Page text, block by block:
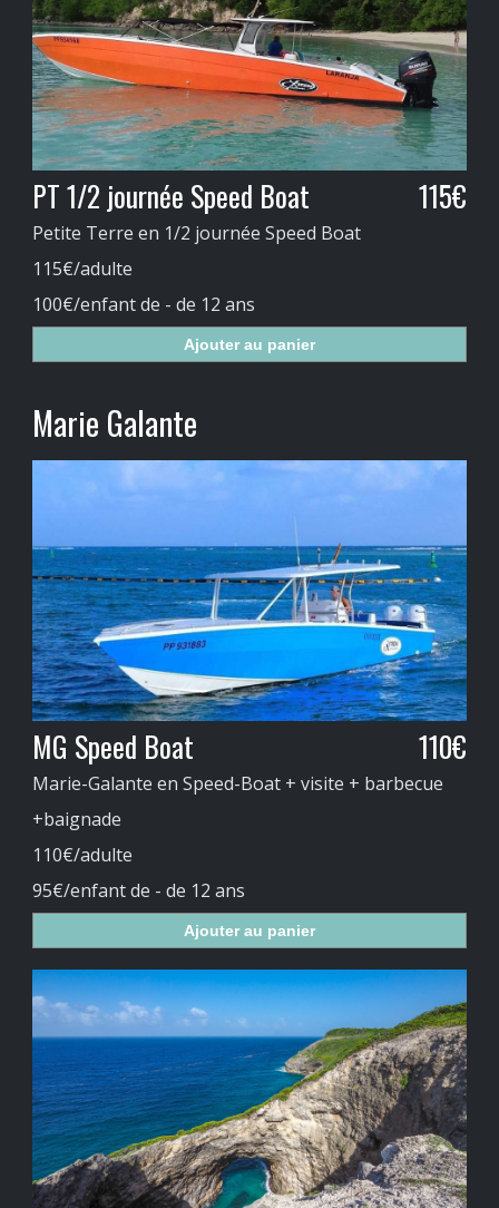
115€
PT 1/2 journée Speed Boat
Petite Terre en 1/2 journée Speed Boat
115€/adulte
100€/enfant de - de 12 ans
Ajouter au panier
Marie Galante
110€
MG Speed Boat
Marie-Galante en Speed-Boat + visite + barbecue
+baignade
110€/adulte
95€/enfant de - de 12 ans
Ajouter au panier